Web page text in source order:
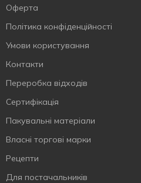
Оферта
Політика конфіденційності
Умови користування
Контакти
Переробка відходів
Сертифiкацiя
Пакувальні матеріали
Власнi торговi марки
Рецепти
Для постачальників